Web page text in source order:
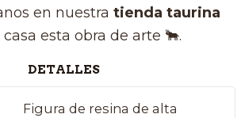
en nuestra tienda taurina
esta obra de arte 🐂.
DETALLES
Figura de resina de alta